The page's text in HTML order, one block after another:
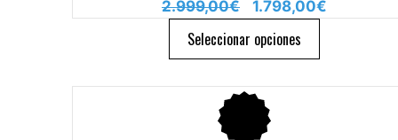
2.999,00€ 1.798,00€
Seleccionar opciones